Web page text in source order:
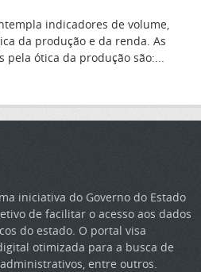
indicadores de volume,
da produção e da renda. As
ótica da produção são:...
iniciativa do Governo do Estado
de facilitar o acesso aos dados
do estado. O portal visa
otimizada para a busca de
entre outros.